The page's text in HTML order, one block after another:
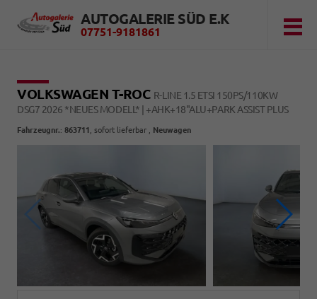
AUTOGALERIE SÜD E.K
07751-9181861
VOLKSWAGEN T-ROC R-LINE 1.5 ETSI 150PS/110KW
DSG7 2026 *NEUES MODELL* | +AHK+18"ALU+PARK ASSIST PLUS
Fahrzeugnr.: 863711 sofort lieferbar Neuwagen